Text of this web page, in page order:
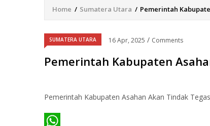
Home / Sumatera Utara / Pemerintah
SUMATERA UTARA 16 Apr, 2025 / Comments
Pemerintah Kabupaten
Pemerintah Kabupaten Asahan Akan Tindak